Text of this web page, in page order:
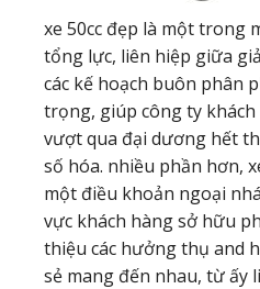
xe 50cc đẹp là một trong
tổng lực, liên hiệp giữa
các kế hoạch buôn phân
trọng, giúp công ty
vượt qua đại dương hết
số hóa. nhiều phần hơn,
một điều khoản ngoại
vực khách hàng sở hữu
thiệu các hưởng thụ and
sẻ mang đến nhau, từ ấy